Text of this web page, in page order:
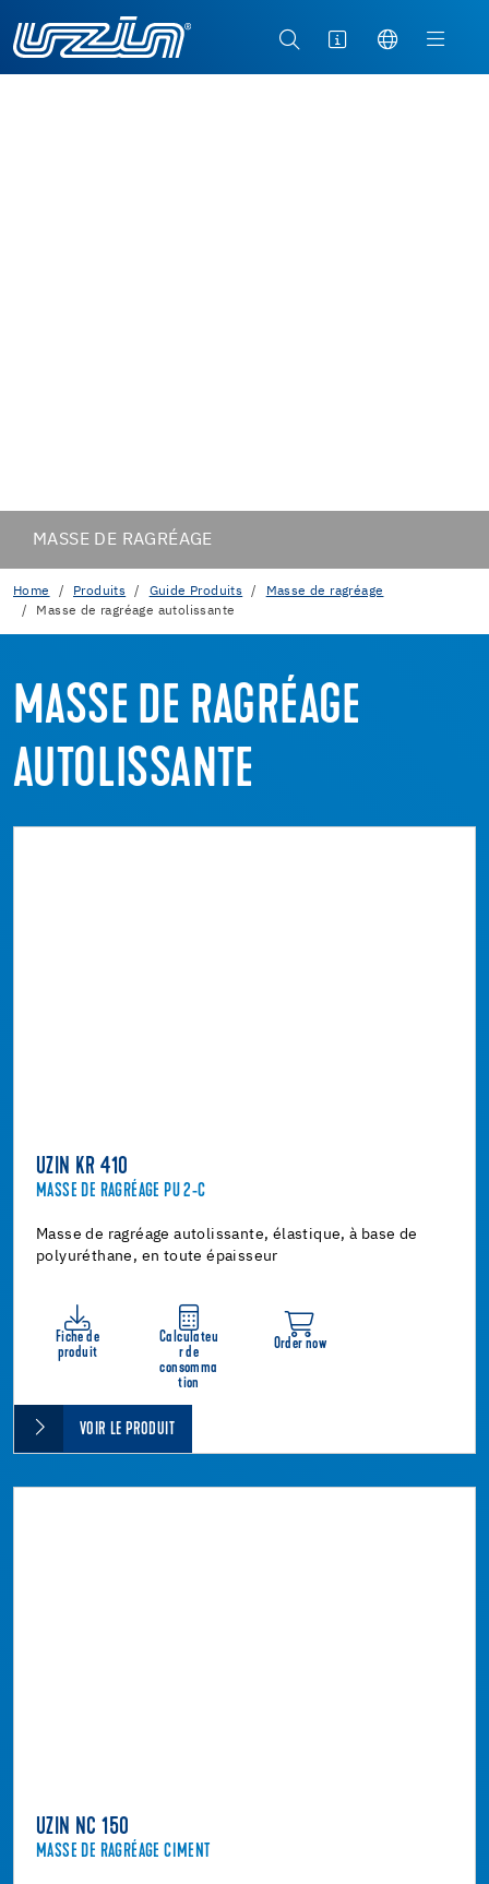
MASSE DE RAGRÉAGE
Home Produits Guide Produits
Masse de ragréage
Masse de ragréage autolissante
MASSE DE RAGRÉAGE
AUTOLISSANTE
UZIN KR 410
MASSE DE RAGRÉAGE PU 2-C
Masse de ragréage autolissante, élastique, à base de
polyuréthane, en toute épaisseur
Fiche de
produit
Calculateu
r de
consomma
tion
Order now
VOIR LE PRODUIT
UZIN NC 150
MASSE DE RAGRÉAGE CIMENT